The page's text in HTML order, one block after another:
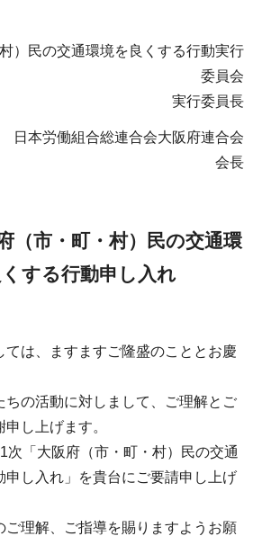
）民の交通環境を良くする行動実行
委員会
実行委員長
日本労働組合総連合会大阪府連合会
会長
市・町・村）民の交通環
する行動申し入れ
は、ますますご隆盛のこととお慶
の活動に対しまして、ご理解とご
し上げます。
「大阪府（市・町・村）民の交通
申し入れ」を貴台にご要請申し上げ
理解、ご指導を賜りますようお願